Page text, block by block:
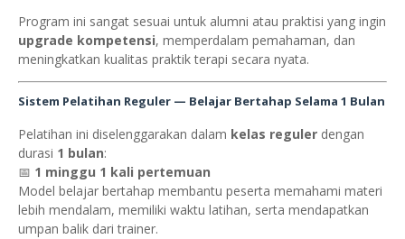
Program ini sangat sesuai untuk alumni atau praktisi yang ingin
upgrade kompetensi, memperdalam pemahaman, dan
meningkatkan kualitas praktik terapi secara nyata.
Sistem Pelatihan Reguler — Belajar Bertahap Selama 1 Bulan
Pelatihan ini diselenggarakan dalam kelas reguler dengan
durasi 1 bulan:
📅 1 minggu 1 kali pertemuan
Model belajar bertahap membantu peserta memahami materi
lebih mendalam, memiliki waktu latihan, serta mendapatkan
umpan balik dari trainer.